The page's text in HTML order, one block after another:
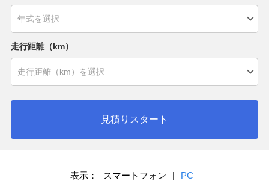
走行距離（km）
見積りスタート
表示： スマートフォン PC